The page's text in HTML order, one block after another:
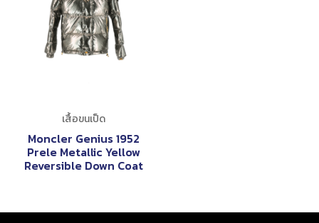
เสื้อขนเป็ด
Moncler Genius 1952
Prele Metallic Yellow
Reversible Down Coat